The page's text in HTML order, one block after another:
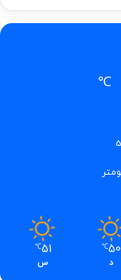
℃
50
℃
د
51
℃
س